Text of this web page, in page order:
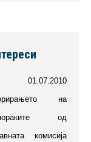
01.07.2010
на
од
комисија